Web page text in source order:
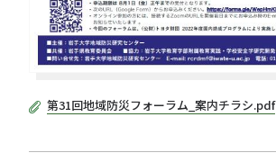
第31回地域防災フォーラム_案内チラシ.pdf